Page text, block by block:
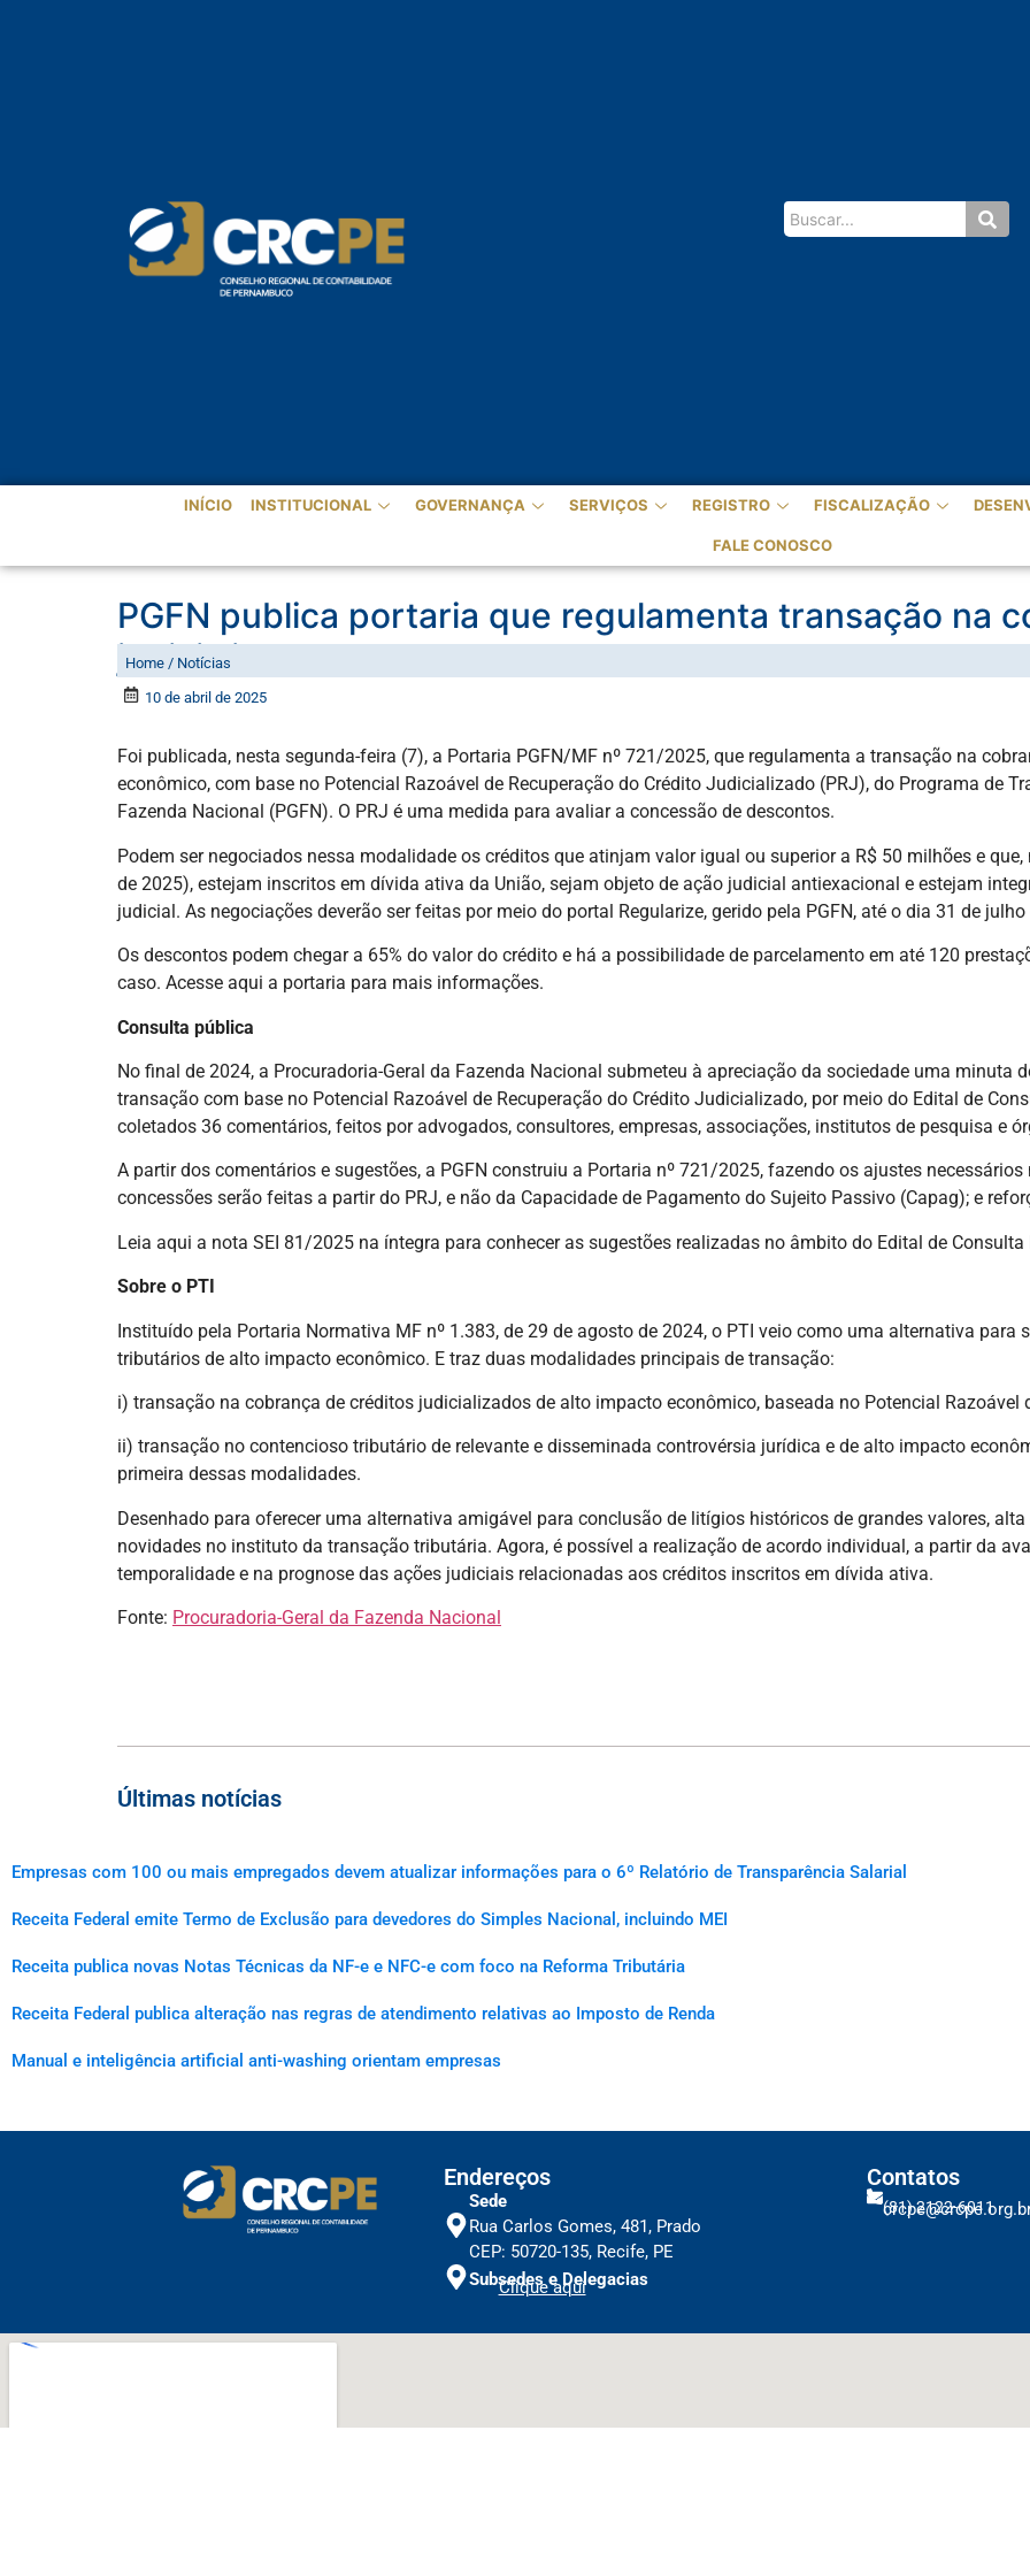
INÍCIO INSTITUCIONAL GOVERNANÇA SERVIÇOS REGISTRO FISCALIZAÇÃO
FALE CONOSCO
PGFN publica portaria que regulamenta transação na
judicializados
Home / Notícias
10 de abril de 2025
Foi publicada, nesta segunda-feira (7), a Portaria PGFN/MF nº 721/2025, que regulamenta a transação na
econômico, com base no Potencial Razoável de Recuperação do Crédito Judicializado (PRJ), do Programa de
Fazenda Nacional (PGFN). O PRJ é uma medida para avaliar a concessão de descontos.
Podem ser negociados nessa modalidade os créditos que atinjam valor igual ou superior a R$ 50 milhões e
de 2025), estejam inscritos em dívida ativa da União, sejam objeto de ação judicial antiexacional e estejam
judicial. As negociações deverão ser feitas por meio do portal Regularize, gerido pela PGFN, até o dia 31 de
Os descontos podem chegar a 65% do valor do crédito e há a possibilidade de parcelamento em até 120
caso. Acesse aqui a portaria para mais informações.
Consulta pública
No final de 2024, a Procuradoria-Geral da Fazenda Nacional submeteu à apreciação da sociedade uma
transação com base no Potencial Razoável de Recuperação do Crédito Judicializado, por meio do Edital de
coletados 36 comentários, feitos por advogados, consultores, empresas, associações, institutos de pesquisa e
A partir dos comentários e sugestões, a PGFN construiu a Portaria nº 721/2025, fazendo os ajustes necessários
concessões serão feitas a partir do PRJ, e não da Capacidade de Pagamento do Sujeito Passivo (Capag); e
Leia aqui a nota SEI 81/2025 na íntegra para conhecer as sugestões realizadas no âmbito do Edital de
Sobre o PTI
Instituído pela Portaria Normativa MF nº 1.383, de 29 de agosto de 2024, o PTI veio como uma alternativa para
tributários de alto impacto econômico. E traz duas modalidades principais de transação:
i) transação na cobrança de créditos judicializados de alto impacto econômico, baseada no Potencial Razoável
ii) transação no contencioso tributário de relevante e disseminada controvérsia jurídica e de alto impacto
primeira dessas modalidades.
Desenhado para oferecer uma alternativa amigável para conclusão de litígios históricos de grandes valores,
novidades no instituto da transação tributária. Agora, é possível a realização de acordo individual, a partir da
temporalidade e na prognose das ações judiciais relacionadas aos créditos inscritos em dívida ativa.
Fonte: Procuradoria-Geral da Fazenda Nacional
Últimas notícias
Empresas com 100 ou mais empregados devem atualizar informações para o 6º Relatório de Transparência Salarial
Receita Federal emite Termo de Exclusão para devedores do Simples Nacional, incluindo MEI
Receita publica novas Notas Técnicas da NF-e e NFC-e com foco na Reforma Tributária
Receita Federal publica alteração nas regras de atendimento relativas ao Imposto de Renda
Manual e inteligência artificial anti-washing orientam empresas
Endereços
Sede
Rua Carlos Gomes, 481, Prado
CEP: 50720-135, Recife, PE
Subsedes e Delegacias
Clique aqui
Contatos
(81) 2122-6011